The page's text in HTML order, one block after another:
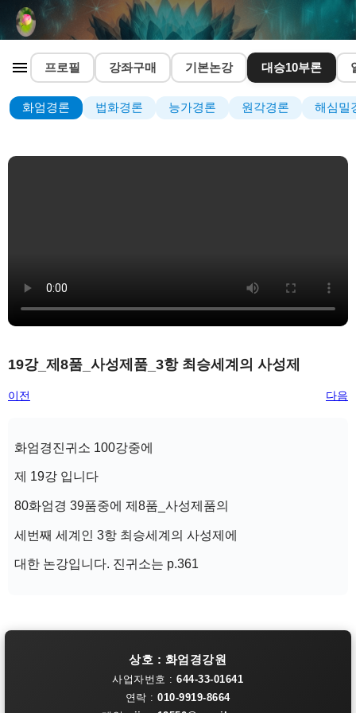
프로필 강좌구매 기본논강 대승10부론
화엄경론 법화경론 능가경론 원각경론 해심밀
19강_제8품_사성제품_3항 최승세계의 사성제
이전 다음
화엄경진귀소 100강중에
제 19강 입니다
80화엄경 39품중에 제8품_사성제품의
세번째 세계인 3항 최승세계의 사성제에
대한 논강입니다. 진귀소는 p.361
상호 : 화엄경강원
사업자번호 :644-33-01641
연락 :010-9919-8664